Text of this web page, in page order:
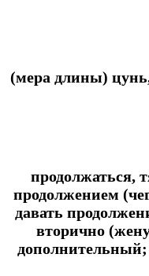
(мера длины)
продолжаться,
продолжением
давать
вторично